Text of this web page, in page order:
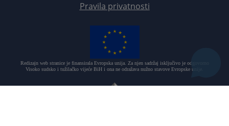
Pravila privatnosti
Redizajn web stranice je finansirala Evropska unija. Za njen sadržaj isključivo je odgovorno
Visoko sudsko i tužilačko vijeće BiH i ona ne odražava nužno stavove Evropske unije.